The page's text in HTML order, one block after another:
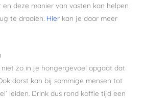
deze manier van vasten kan helpen
te draaien. Hier kan je daar meer
zo in je hongergevoel opgaat dat
dorst kan bij sommige mensen tot
leiden. Drink dus rond koffie tijd een